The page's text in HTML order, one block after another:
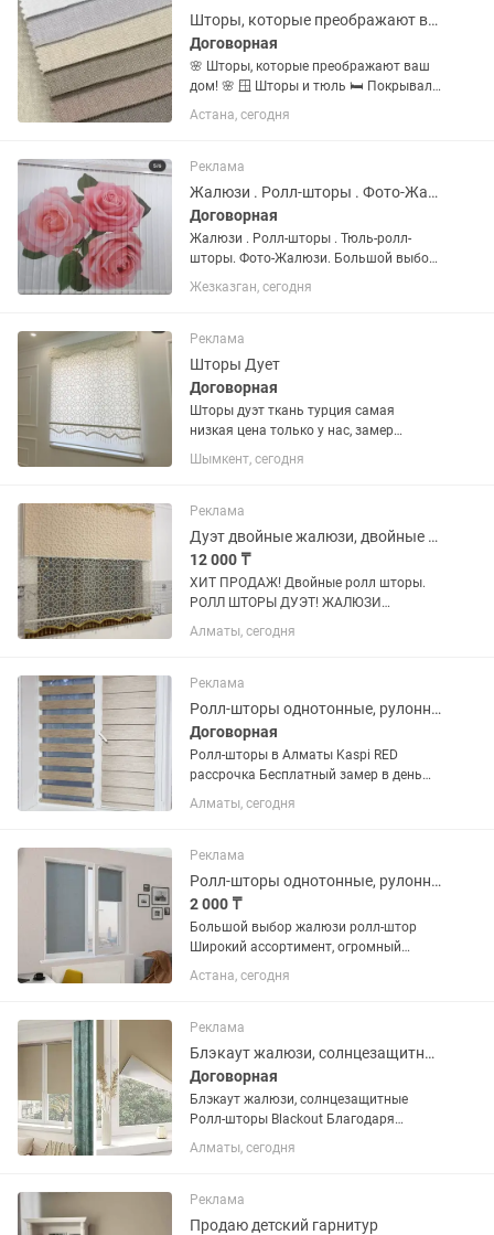
знание...
Шторы, которые преображают ваш дом!
Договорная
🌸 Шторы, которые преображают ваш
дом! 🌸 🪟 Шторы и тюль 🛏️ Покрывала
и декоративные подушки 🍽️ Скатерти и
салфетки 📏 Замер на дому ✨ Пошив и
подобрать ткань, цвет и...
Астана, сегодня
Реклама
Жалюзи . Ролл-шторы . Фото-Жалюзи
Договорная
Жалюзи . Ролл-шторы . Тюль-ролл-
шторы. Фото-Жалюзи. Большой выбор
ткани
Жезказган, сегодня
Реклама
Шторы Дует
Договорная
Шторы дуэт ткань турция самая
низкая цена только у нас, замер
доставка установка бесплатно
Шымкент, сегодня
Реклама
Дуэт двойные жалюзи, двойные тюлевые ролл-шторы
12 000 ₸
ХИТ ПРОДАЖ! Двойные ролл шторы.
РОЛЛ ШТОРЫ ДУЭТ! ЖАЛЮЗИ
двойные! Двойные тюлевые жалюзи
Дуэт! Качественные турецкие ткани!
Выезд на замер бесплатно! Доставка
и...
Алматы, сегодня
Реклама
Ролл-шторы однотонные, рулонные шторы мини, в коробе, кассетные
Договорная
Ролл-шторы в Алматы Kaspi RED
рассрочка Бесплатный замер в день
обращения Ролл-шторы в коробе Ролл-
шторы однотонные мини Рулонные
кассетном механизме...
Алматы, сегодня
Реклама
Ролл-шторы однотонные, рулонные шторы, солнцезащитные Ролл-шторы
2 000 ₸
Большой выбор жалюзи ролл-штор
Широкий ассортимент, огромный
выбор цветов! Производство: Польша,
Турция, Россия. Ролл-шторы
детские, блэкаут. День-ночь (зебра), в...
Астана, сегодня
Реклама
Блэкаут жалюзи, солнцезащитные Ролл-шторы Blackout
Договорная
Блэкаут жалюзи, солнцезащитные
Ролл-шторы Blackout Благодаря
особому строению блэкаут ткань
защищает помещение от солнечного
затемнения может быть от 95% до
100%.
Алматы, сегодня
Реклама
Продаю детский гарнитур